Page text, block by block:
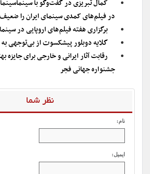
کمال تبریزی در گفت‌وگو با
در فیلم‌های کمدی سینمای ایران را
برگزاری هفته فیلم‌های اروپایی در
گلایه دوبلور پیشکسوت از بی‌توجهی
رقابت آثار ایرانی و خارجی برای جایزه
جشنواره جهانی فجر
نظر شما
نام:
ایمیل: